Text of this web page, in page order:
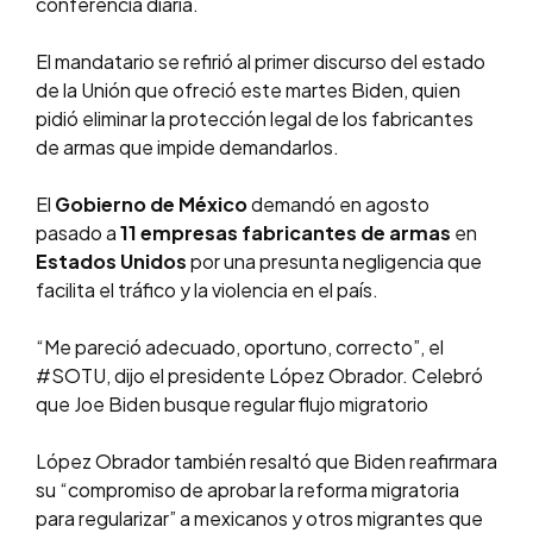
El mandatario se refirió al primer discurso del estado
de la Unión que ofreció este martes Biden, quien
pidió eliminar la protección legal de los fabricantes
de armas que impide demandarlos.
El Gobierno de Méxicodemandó en agosto
pasado a11 empresas fabricantes de armas en
Estados Unidospor una presunta negligencia que
facilita el tráfico y la violencia en el país.
“Me pareció adecuado, oportuno, correcto”, el
#SOTU, dijo el presidente López Obrador. Celebró
que Joe Biden busque regular flujo migratorio
López Obrador también resaltó que Biden reafirmara
su “compromiso de aprobar la reforma migratoria
para regularizar” a mexicanos y otros migrantes que